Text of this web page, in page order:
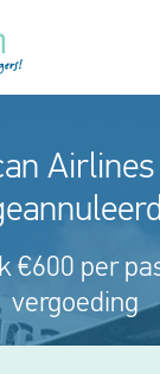
€600 per
vergoeding